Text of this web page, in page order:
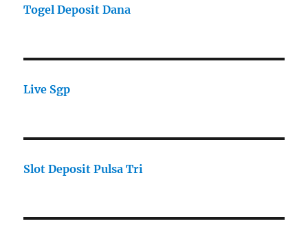
Togel Deposit Dana
Live Sgp
Slot Deposit Pulsa Tri